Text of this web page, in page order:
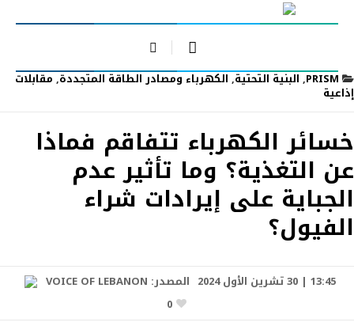
PRISM
,البنية التحتية,الكهرباء ومصادر الطاقة المتجددة,مقابلات
إذاعية
خسائر الكهرباء تتفاقم فماذا
عن التغذية؟ وما تأثير عدم
الجباية على إيرادات شراء
الفيول؟
13:45 | 30 تشرين الأول 2024 المصدر: VOICE OF LEBANON
0